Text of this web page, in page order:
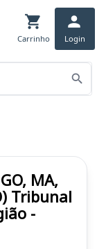
Carrinho Login
MA,
Tribunal
-